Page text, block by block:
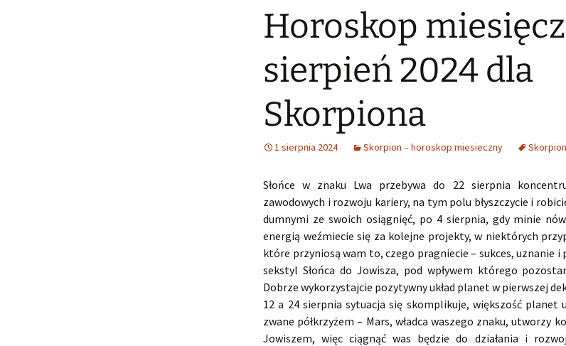
Horoskop
sierpień 2024 dla
Skorpiona
1 sierpnia 2024 Skorpion – horoskop miesieczny Skorpion
Słońce w znaku Lwa przebywa do 22 sierpnia
zawodowych i rozwoju kariery, na tym polu błyszczycie i
dumnymi ze swoich osiągnięć, po 4 sierpnia, gdy minie
energią weźmiecie się za kolejne projekty, w niektórych
które przyniosą wam to, czego pragniecie – sukces, uznanie i
sekstyl Słońca do Jowisza, pod wpływem którego
Dobrze wykorzystajcie pozytywny układ planet w pierwszej
12 a 24 sierpnia sytuacja się skomplikuje, większość planet
zwane półkrzyżem – Mars, władca waszego znaku, utworzy
Jowiszem, więc ciągnąć was będzie do działania i